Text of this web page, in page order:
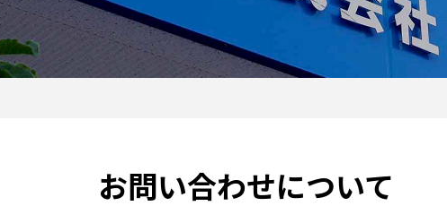
お問い合わせについて